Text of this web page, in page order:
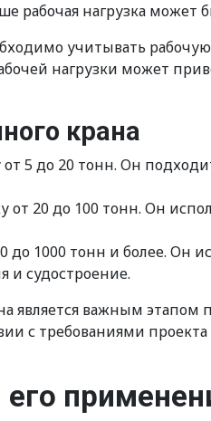
рабочая нагрузка может
учитывать
нагрузки может
крана
5 до 20 тонн. Он
20 до 100 тонн. Он
1000 тонн и более. Он
и судостроение.
является важным
с требованиями